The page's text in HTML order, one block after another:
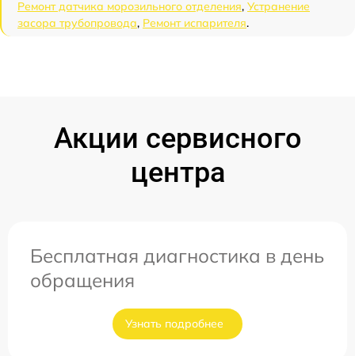
Ремонт датчика морозильного отделения, Устранение
засора трубопровода, Ремонт испарителя.
Акции сервисного
центра
Бесплатная диагностика в день
обращения
Узнать подробнее